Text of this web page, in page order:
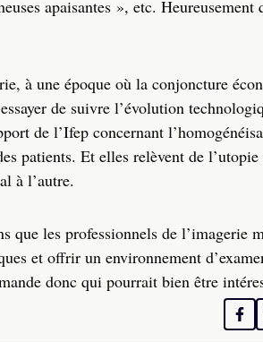
apaisantes », etc.
à une époque où la conjoncture
de suivre l’évolution
de l’Ifep concernant
patients. Et elles relèvent de
à l’autre.
que les professionnels de l’imagerie
et offrir un environnement
donc qui pourrait bien être